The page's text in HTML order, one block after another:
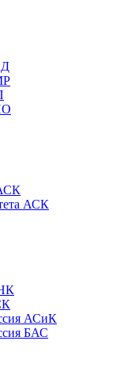
АСК
АСиК
БАС